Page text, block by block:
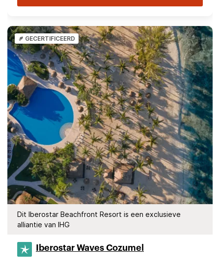
GECERTIFICEERD
Dit Iberostar Beachfront Resort is een exclusieve
alliantie van IHG
Iberostar Waves Cozumel